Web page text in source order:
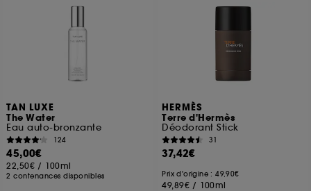
TAN LUXE
The Water
Eau auto-bronzante
124
45,00€
22,50€ / 100ml
2 contenances disponibles
HERMÈS
Terre d'Hermès
Déodorant Stick
31
37,42€
Prix d'origine : 49,90€
49,89€ / 100ml